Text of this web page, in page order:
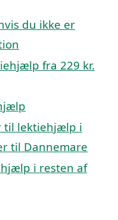
du ikke er
fra 229 kr.
til lektiehjælp i
til Dannemare
i resten af